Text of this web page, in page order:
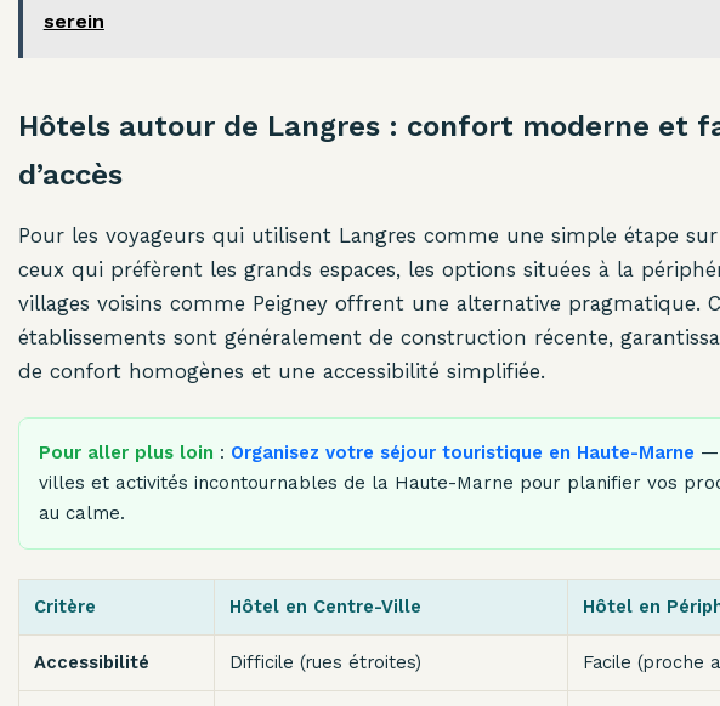
serein
Hôtels autour de Langres : confort moderne et
d’accès
Pour les voyageurs qui utilisent Langres comme une simple étape sur
ceux qui préfèrent les grands espaces, les options situées à la
villages voisins comme Peigney offrent une alternative pragmatique.
établissements sont généralement de construction récente,
de confort homogènes et une accessibilité simplifiée.
Pour aller plus loin : Organisez votre séjour touristique en Haute-Marne —
villes et activités incontournables de la Haute-Marne pour planifier vos
au calme.
Critère Hôtel en Centre-Ville Hôtel en
Accessibilité Difficile (rues étroites) Facile (proche